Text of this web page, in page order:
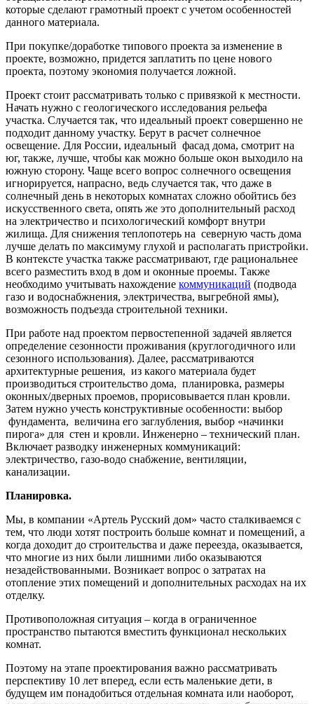
которые сделают грамотный проект с учетом особенностей
данного материала.
При покупке/доработке типового проекта за изменение в
проекте, возможно, придется заплатить по цене нового
проекта, поэтому экономия получается ложной.
Проект стоит рассматривать только с привязкой к местности.
Начать нужно с геологического исследования рельефа
участка. Случается так, что идеальный проект совершенно не
подходит данному участку. Берут в расчет солнечное
освещение. Для России, идеальный фасад дома, смотрит на
юг, также, лучше, чтобы как можно больше окон выходило на
южную сторону. Чаще всего вопрос солнечного освещения
игнорируется, напрасно, ведь случается так, что даже в
солнечный день в некоторых комнатах сложно обойтись без
искусственного света, опять же это дополнительный расход
на электричество и психологический комфорт внутри
жилища. Для снижения теплопотерь на северную часть дома
лучше делать по максимуму глухой и располагать пристройки.
В контексте участка также рассматривают, где рациональнее
всего разместить вход в дом и оконные проемы. Также
необходимо учитывать нахождение коммуникаций (подвода
газо и водоснабжнения, электричества, выгребной ямы),
возможность подъезда строительной техники.
При работе над проектом первостепенной задачей является
определение сезонности проживания (круглогодичного или
сезонного использования). Далее, рассматриваются
архитектурные решения, из какого материала будет
производиться строительство дома, планировка, размеры
оконных/дверных проемов, прорисовывается план кровли.
Затем нужно учесть конструктивные особенности: выбор
фундамента, величина его заглубления, выбор «начинки
пирога» для стен и кровли. Инженерно – технический план.
Включает разводку инженерных коммуникаций:
электричество, газо-водо снабжение, вентиляции,
канализации.
Планировка.
Мы, в компании «Артель Русский дом» часто сталкиваемся с
тем, что люди хотят построить больше комнат и помещений, а
когда доходит до строительства и даже переезда, оказывается,
что многие из них были лишними либо оказываются
незадействованными. Возникает вопрос о затратах на
отопление этих помещений и дополнительных расходах на их
отделку.
Противоположная ситуация – когда в ограниченное
пространство пытаются вместить функционал нескольких
комнат.
Поэтому на этапе проектирования важно рассматривать
перспективу 10 лет вперед, если есть маленькие дети, в
будущем им понадобиться отдельная комната или наоборот,